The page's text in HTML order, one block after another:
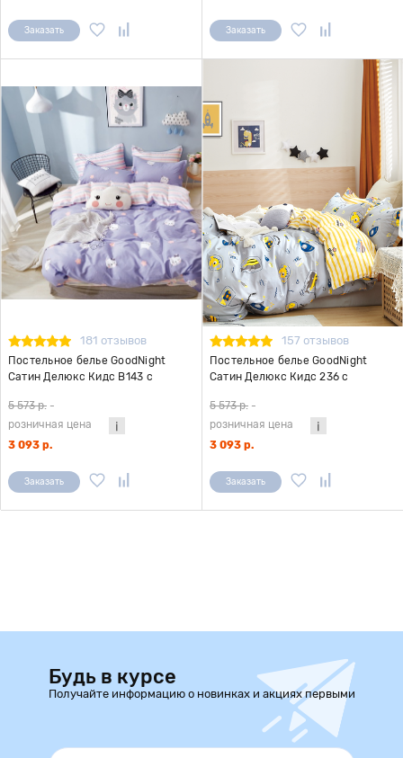
Заказать Заказать
181 отзывов
Постельное белье GoodNight
Сатин Делюкс Кидс В143 с
5 573 р. -
розничная цена
3 093 р.
Заказать
157 отзывов
Постельное белье GoodNight
Сатин Делюкс Кидс 236 с
5 573 р. -
розничная цена
3 093 р.
Заказать
Будь в курсе
Получайте информацию о новинках и акциях первыми